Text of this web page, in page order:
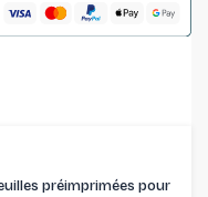
préimprimées pour